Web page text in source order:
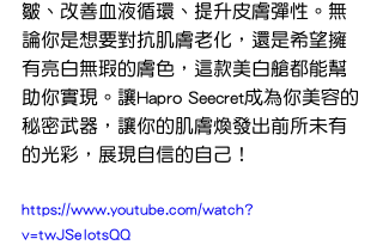
皺、改善血液循環、提升皮膚彈性。無
論你是想要對抗肌膚老化，還是希望擁
有亮白無瑕的膚色，這款美白艙都能幫
助你實現。讓Hapro Seecret成為你美容的
秘密武器，讓你的肌膚煥發出前所未有
的光彩，展現自信的自己！
https://www.youtube.com/watch?
v=twJSeIotsQQ